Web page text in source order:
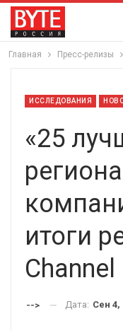
Главная Пресс-релизы
ИССЛЕДОВАНИЯ
«25
итоги
--> Дата: Сен 4,